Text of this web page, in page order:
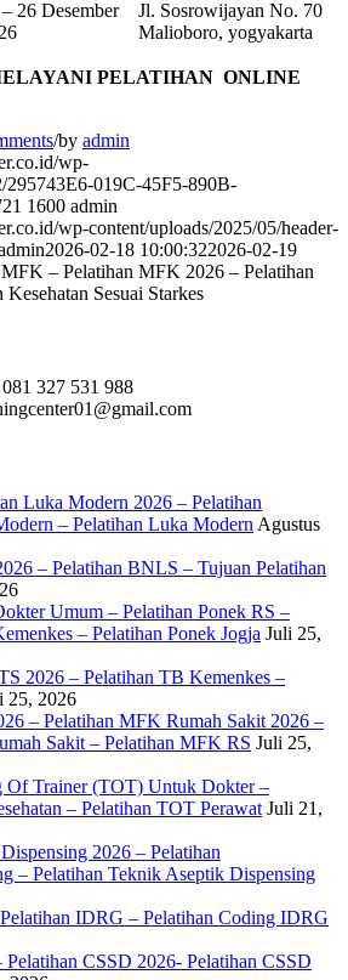
26 Desember
Jl. Sosrowijayan No. 70
Malioboro, yogyakarta
PELATIHAN ONLINE
/by admin
wp-
295743E6-019C-45F5-890B-
1600 admin
wp-content/uploads/2025/05/header-
2026-02-18 10:00:322026-02-19
– Pelatihan MFK 2026 – Pelatihan
Sesuai Starkes
081 327 531 988
Luka Modern 2026 – Pelatihan
– Pelatihan Luka ModernAgustus
– Pelatihan BNLS – Tujuan Pelatihan
Umum – Pelatihan Ponek RS –
– Pelatihan Ponek Jogja Juli 25,
2026 – Pelatihan TB Kemenkes –
25, 2026
– Pelatihan MFK Rumah Sakit 2026 –
Sakit – Pelatihan MFK RS Juli 25,
Of Trainer (TOT) Untuk Dokter –
– Pelatihan TOT Perawat Juli 21,
2026 – Pelatihan
– Pelatihan Teknik Aseptik Dispensing
IDRG – Pelatihan Coding IDRG
Pelatihan CSSD 2026- Pelatihan CSSD